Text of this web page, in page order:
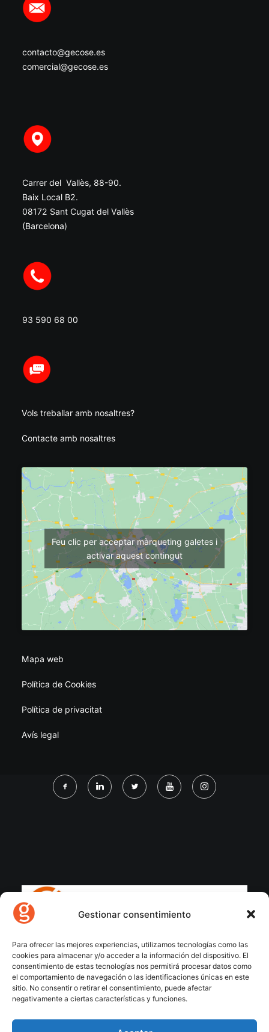
Gestionar consentimiento
Para ofrecer las mejores experiencias, utilizamos tecnologías como las
cookies para almacenar y/o acceder a la información del dispositivo. El
consentimiento de estas tecnologías nos permitirá procesar datos como
el comportamiento de navegación o las identificaciones únicas en este
sitio. No consentir o retirar el consentimiento, puede afectar
negativamente a ciertas características y funciones.
Carrer del Vallès, 88-90.
Baix Local B2.
08172 Sant Cugat del Vallès
(Barcelona)
93 590 68 00
contacto@gecose.es
comercial@gecose.es
Vols treballar amb nosaltres?
Contacte amb nosaltres
Feu clic per acceptar màrqueting galetes i
activar aquest contingut
Mapa web
Política de Cookies
Política de privacitat
Avís legal